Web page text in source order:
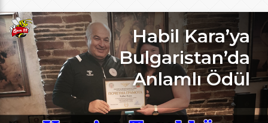
rekoru kırıldı. REKOR KATILIMA
REKORLU AÇILIŞ Edirne Okullar
Arası Genç Kızlar A Kategorisi
Voleybol İl Şampiyonluğu maçlarına
bu yıl 8 grupta toplam […]
Habil Kara’ya
Bulgaristan’da
Anlamlı Ödül